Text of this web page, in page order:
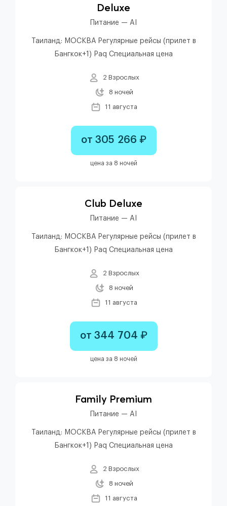
Deluxe
Питание — AI
Таиланд: МОСКВА Регулярные рейсы (прилет в
Бангкок+1) Paq Специальная цена
2 Взрослых
8 ночей
11 августа
от 305 266 ₽
цена за 8 ночей
Club Deluxe
Питание — AI
Таиланд: МОСКВА Регулярные рейсы (прилет в
Бангкок+1) Paq Специальная цена
2 Взрослых
8 ночей
11 августа
от 344 704 ₽
цена за 8 ночей
Family Premium
Питание — AI
Таиланд: МОСКВА Регулярные рейсы (прилет в
Бангкок+1) Paq Специальная цена
2 Взрослых
8 ночей
11 августа